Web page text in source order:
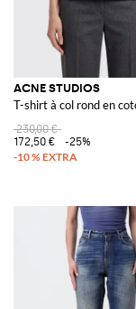
ACNE STUDIOS
T-shirt à col rond en
230,00 €
172,50 €
-25%